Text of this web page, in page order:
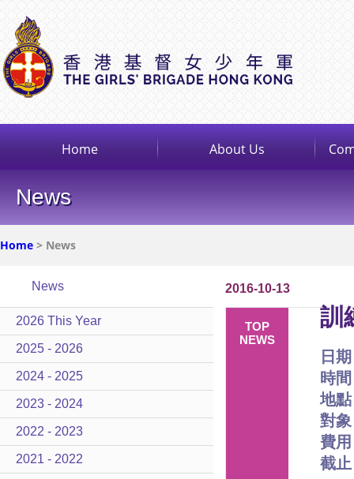
Home About Us
News
Home > News
News
2026 This Year
2025 - 2026
2024 - 2025
2023 - 2024
2022 - 2023
2021 - 2022
2016-10-13
TOP
NEWS
訓
日
時
地
對
費
截